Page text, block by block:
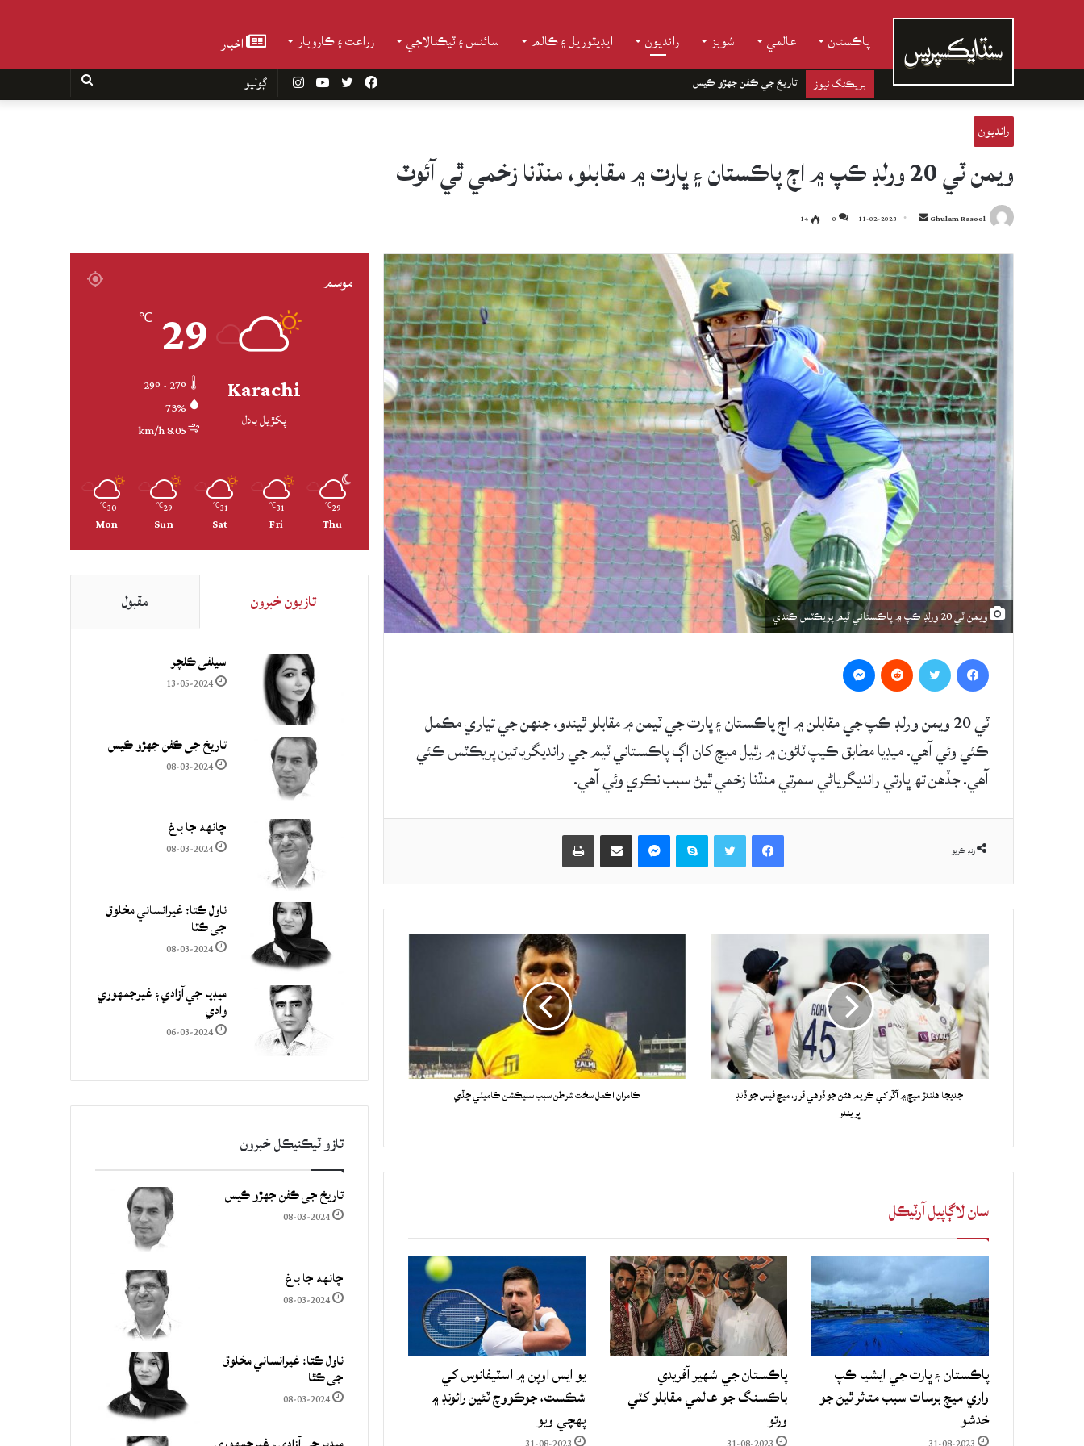
پاڪستان عالمي شوبز رانديون ايڊيٽوريل ۽ ڪالم سائنس ۽ ٽيڪنالاجي زراعت ۽ ڪاروبار اخبار
بريڪنگ نيوز تاريخ جي ڪفن جھڙو ڪيس InstagramYouTube Twitter
Facebook
رانديون
ويمن ٽي 20 ورلڊ ڪپ ۾ اڄ پاڪستان ۽ ڀارت ۾ مقابلو، منڌنا زخمي ٿي آئوٽ
Ghulam Rasool
Send
email
11-02-2023
0
14
ويمن ٽي 20 ورلڊ ڪپ ۾ پاڪستاني ٽيم پريڪٽس ڪندي
ٽي 20 ويمن ورلڊ ڪپ جي مقابلن ۾ اڄ پاڪستان ۽ ڀارت جي ٽيمن ۾ مقابلو ٿيندو، جنهن جي تياري مڪمل
ڪئي وئي آهي. ميڊيا مطابق ڪيپ ٽائون ۾ رٿيل ميچ کان اڳ پاڪستاني ٽيم جي رانديگرياڻين پريڪٽس ڪئي
آهي. جڏهن تھ ڀارتي رانديگرياڻي سمرتي منڌنا زخمي ٿيڻ سبب نڪري وئي آهي.
ونڊ ڪريو
Facebook
Skype حصيداري ڪريو اي ميل ذريعي
جديجا هلندڙ ميچ ۾ آڱر کي ڪريم هڻڻ جو ڏوهي قرار، ميچ فيس جو ڏنڊ
ڀريندو
ڪامران اڪمل سخت شرطن سبب سليڪشن ڪاميٽي ڇڏي
سان لاڳاپيل آرٽيڪل
پاڪستان ۽ ڀارت جي ايشيا ڪپ
واري ميچ برسات سبب متاثر ٿيڻ جو
خدشو
پاڪستان جي شهير آفريدي
باڪسنگ جو عالمي مقابلو کٽي
ورتو
يو ايس اوپن ۾ اسٽيفانوس کي
شڪست، جوڪووچ ٽئين رائونڊ ۾
پهچي ويو
موسم
Karachi
پکڙيل بادل
29
℃
73%
8.05 km/h
29
℃
Thu
31
℃
Fri
31
℃
Sat
29
℃
Sun
30
℃
Mon
تازيون خبرون مقبول
سيلفي ڪلچر
13-05-2024
تاريخ جي ڪفن جھڙو ڪيس
08-03-2024
چانهه جا باغ
08-03-2024
ناول ڪتا: غيرانساني مخلوق
جي ڪٿا
08-03-2024
ميڊيا جي آزادي ۽ غيرجمھوري
وادي
06-03-2024
تازو ٽيڪنيڪل خبرون
تاريخ جي ڪفن جھڙو ڪيس
08-03-2024
چانهه جا باغ
08-03-2024
ناول ڪتا: غيرانساني مخلوق
جي ڪٿا
08-03-2024